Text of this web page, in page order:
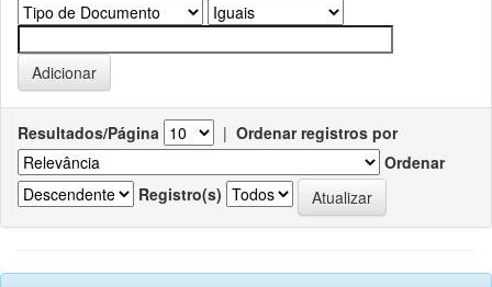
Resultados/Página | Ordenar registros por
Ordenar
Registro(s)